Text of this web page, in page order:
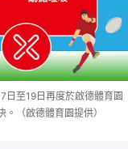
日至19日再度於啟德體育園
（啟德體育園提供）